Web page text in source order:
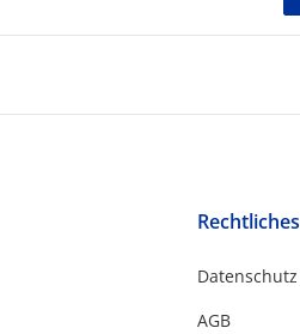
Rechtliches
Datenschutz
AGB